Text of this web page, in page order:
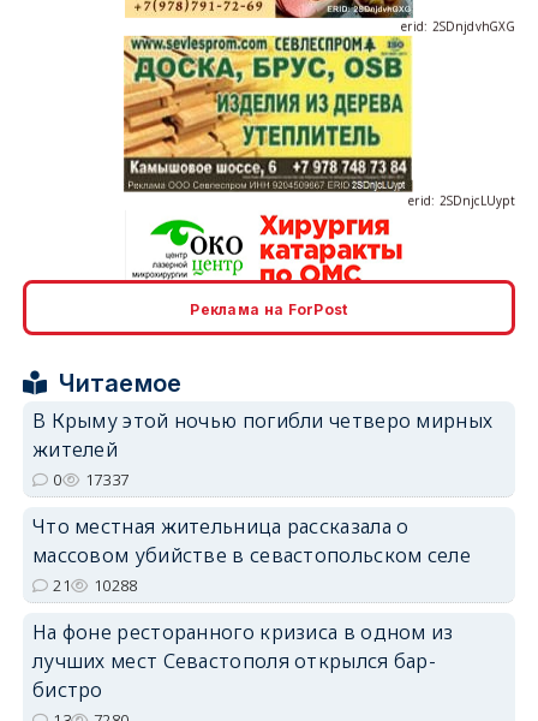
erid: 2SDnjdvhGXG
Реклама на ForPost
Читаемое
В Крыму этой ночью погибли четверо мирных
жителей
0 17337
Что местная жительница рассказала о
массовом убийстве в севастопольском селе
21 10288
На фоне ресторанного кризиса в одном из
лучших мест Севастополя открылся бар-
бистро